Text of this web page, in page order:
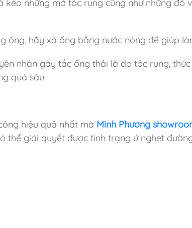
kéo những mớ tóc rụng cũng như những đồ
ống, hãy xả ống bằng nước nóng để giúp
nhân gây tắc ống thải là do tóc rụng,
quá sâu.
hiệu quả nhất mà Minh Phương
thể giải quyết được tình trạng ứ nghẹt